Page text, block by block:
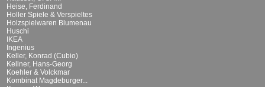
Heise, Ferdinand
Holler Spiele & Verspieltes
Holzspielwaren Blumenau
Huschi
IKEA
Ingenius
Keller, Konrad (Cubio)
Kellner, Hans-Georg
Koehler & Volckmar
Kombinat Magdeburger...